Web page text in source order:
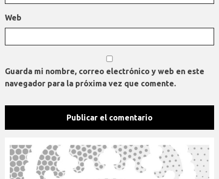
Web
Guarda mi nombre, correo electrónico y web en este
navegador para la próxima vez que comente.